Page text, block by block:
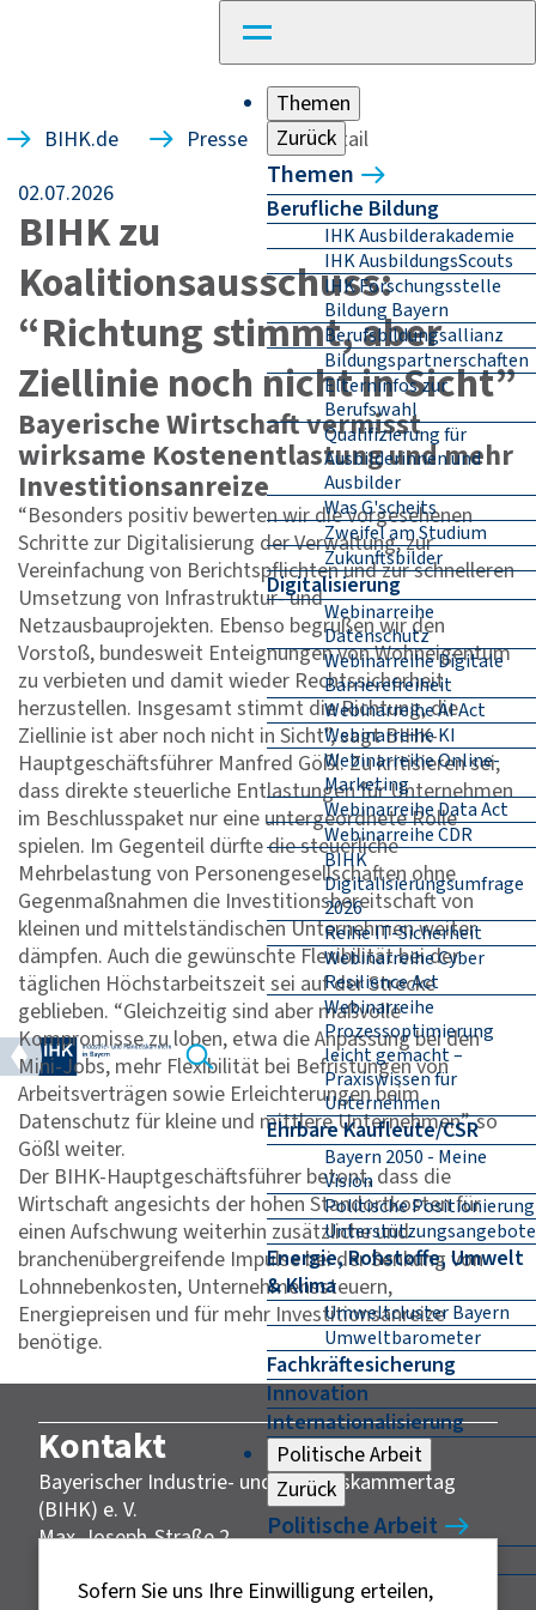
Themen
Zurück
Themen
Berufliche Bildung
IHK Ausbilderakademie
IHK AusbildungsScouts
IHK Forschungsstelle
Bildung Bayern
Berufsbildungsallianz
Bildungspartnerschaften
Elterninfos zur
Berufswahl
Qualifizierung für
Ausbilderinnen und
Ausbilder
Was G'scheits
Zweifel am Studium
Zukunftsbilder
Digitalisierung
Webinarreihe
Datenschutz
Webinarreihe Digitale
Barrierefreiheit
Webinarreihe AI Act
Webinarreihe KI
Webinarreihe Online-
Marketing
Webinarreihe Data Act
Webinarreihe CDR
BIHK
Digitalisierungsumfrage
2026
Reihe IT-Sicherheit
Webinarreihe Cyber
Resilience Act
Webinarreihe
Prozessoptimierung
leicht gemacht –
Praxiswissen für
Unternehmen
Ehrbare Kaufleute/CSR
Bayern 2050 - Meine
Vision
Politische Positionierung
Unterstützungsangebote
Energie, Rohstoffe, Umwelt
& Klima
Umweltcluster Bayern
Umweltbarometer
Fachkräftesicherung
Innovation
Internationalisierung
Politische Arbeit
Zurück
Politische Arbeit
Nacht der bayerischen
BIHK.de Presse
Detail
02.07.2026
BIHK zu
Koalitionsausschuss:
“Richtung stimmt, aber
Ziellinie noch nicht in Sicht”
Bayerische Wirtschaft vermisst
wirksame Kostenentlastung und mehr
Investitionsanreize
“Besonders positiv bewerten wir die vorgesehenen
Schritte zur Digitalisierung der Verwaltung, zur
Vereinfachung von Berichtspflichten und zur schnelleren
Umsetzung von Infrastruktur- und
Netzausbauprojekten. Ebenso begrüßen wir den
Vorstoß, bundesweit Enteignungen von Wohneigentum
zu verbieten und damit wieder Rechtssicherheit
herzustellen. Insgesamt stimmt die Richtung, die
Ziellinie ist aber noch nicht in Sicht”, sagt BIHK-
Hauptgeschäftsführer Manfred Gößl. Zu kritisieren sei,
dass direkte steuerliche Entlastungen für Unternehmen
im Beschlusspaket nur eine untergeordnete Rolle
spielen. Im Gegenteil dürfte die steuerliche
Mehrbelastung von Personengesellschaften ohne
Gegenmaßnahmen die Investitionsbereitschaft von
kleinen und mittelständischen Unternehmen weiter
dämpfen. Auch die gewünschte Flexibilität bei der
täglichen Höchstarbeitszeit sei auf der Strecke
geblieben. “Gleichzeitig sind aber maßvolle
Kompromisse zu loben, etwa die Anpassung bei den
Mini-Jobs, mehr Flexibilität bei Befristungen von
Arbeitsverträgen sowie Erleichterungen beim
Datenschutz für kleine und mittlere Unternehmen”, so
Gößl weiter.
Der BIHK-Hauptgeschäftsführer betont, dass die
Wirtschaft angesichts der hohen Standortkosten für
einen Aufschwung weiterhin zusätzliche und
branchenübergreifende Impulse bei der Senkung von
Lohnnebenkosten, Unternehmenssteuern,
Energiepreisen und für mehr Investitionsanreize
benötige.
Kontakt
Bayerischer Industrie- und Handelskammertag
(BIHK) e. V.
Max-Joseph-Straße 2
Telefon: 089 5116-0
Sofern Sie uns Ihre Einwilligung erteilen,